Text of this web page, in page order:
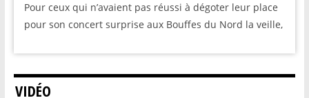
Pour ceux qui n’avaient pas réussi à dégoter leur place
pour son concert surprise aux Bouffes du Nord la veille,
VIDÉO